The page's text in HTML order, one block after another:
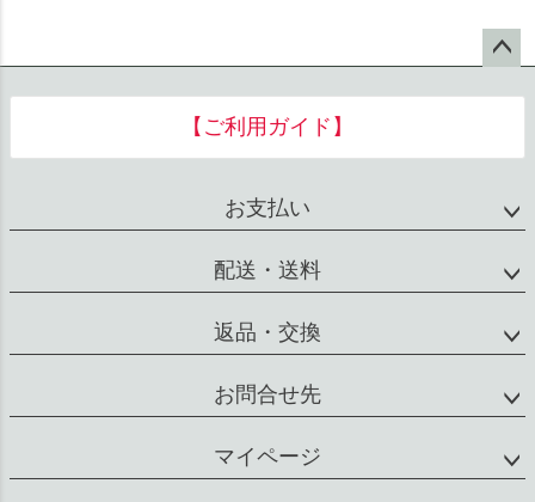
へ
【ご利用ガイド】
お支払い
配送・送料
返品・交換
お問合せ先
マイページ